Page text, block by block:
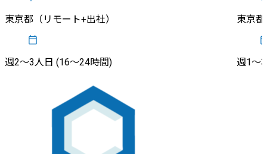
東京都（リモート+出社）
週2〜3人日 (16〜24時間)
東京
週1〜